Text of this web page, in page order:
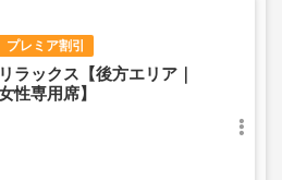
プレミア割引
リラックス【後方エリア｜
性専用席】